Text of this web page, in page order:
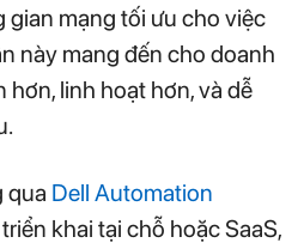
gian mạng tối ưu cho việc
này mang đến cho doanh
linh hoạt hơn, và dễ
qua Dell Automation
khai tại chỗ hoặc SaaS,